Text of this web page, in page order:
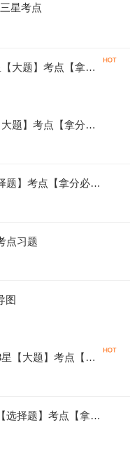
星考点
大题】考点【拿分
题】考点【拿分必
题】考点【拿分必
点习题
图
【大题】考点【拿
选择题】考点【拿分